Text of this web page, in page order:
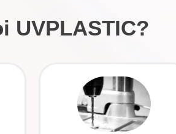
UVPLASTIC?